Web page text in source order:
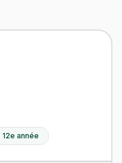
12e année